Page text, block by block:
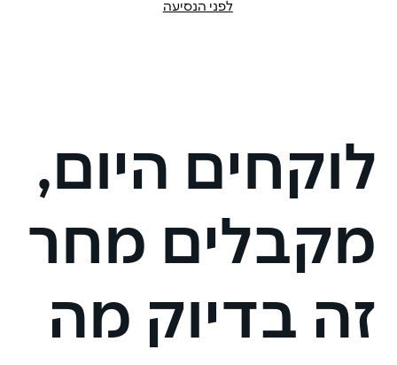
לפני הנסיעה
לוקחים היום,
מקבלים מחר
זה בדיוק מה